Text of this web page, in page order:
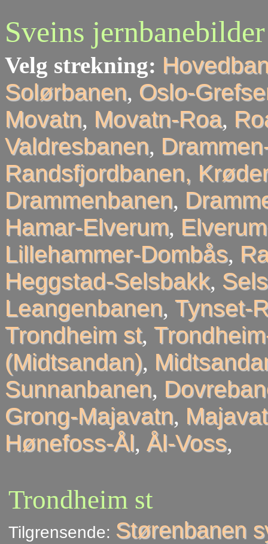
Sveins jernbanebilder
Velg strekning:
Solørbanen, Oslo-
Movatn, Movatn-Roa,
Valdresbanen,
Randsfjordbanen,
Drammenbanen,
Hamar-Elverum,
Lillehammer-Dombås,
Heggstad-Selsbakk,
Leangenbanen, Tynset-
Trondheim st,
(Midtsandan),
Sunnanbanen,
Grong-Majavatn,
Hønefoss-Ål, Ål-Voss,
Trondheim st
Tilgrensende: Størenbanen